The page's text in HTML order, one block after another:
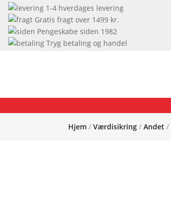
1-4 hverdages levering
Gratis fragt over 1499 kr.
Pengeskabe siden 1982
Tryg betaling og handel
Hjem /Værdisikring /Andet /